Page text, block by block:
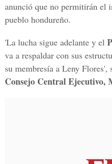
anunció que no permitirán el
pueblo hondureño.
'La lucha sigue adelante y el
va a respaldar con sus
su membresía a Leny
Consejo Central Ejecutivo,